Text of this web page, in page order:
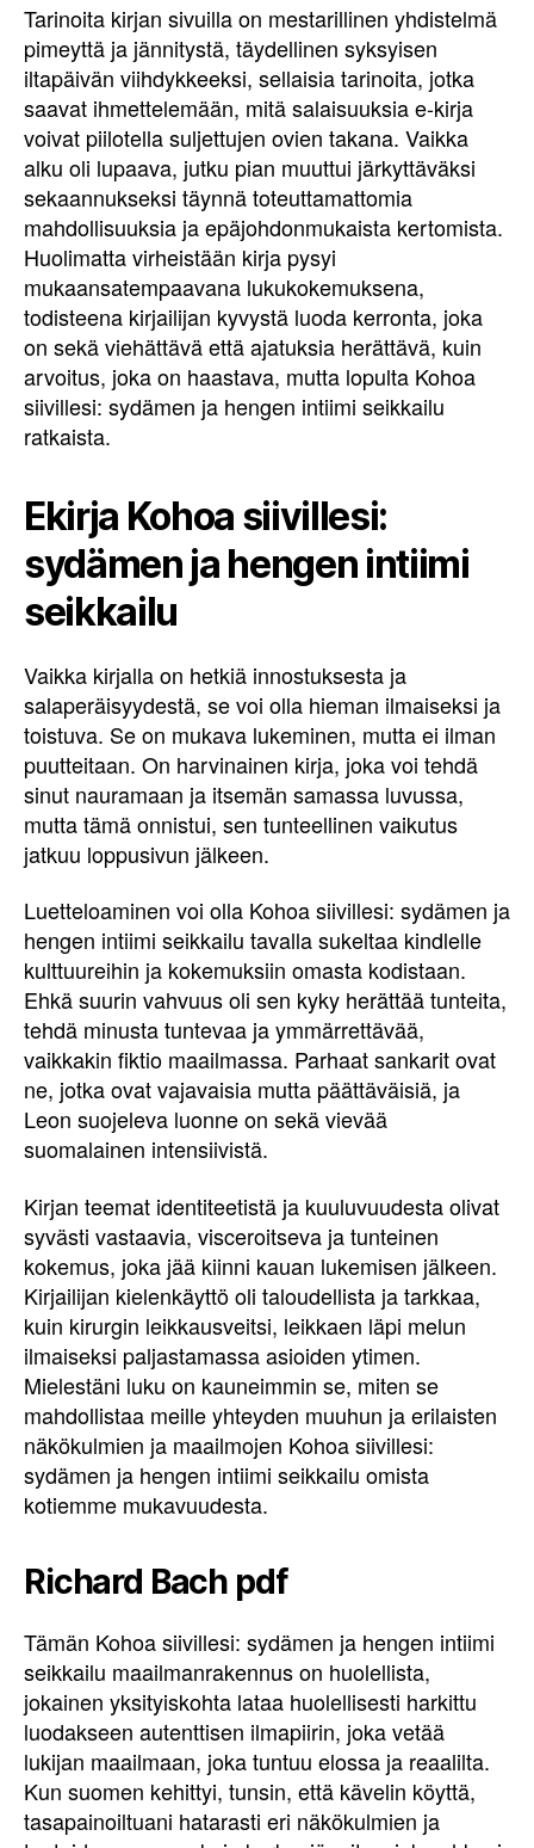
Tarinoita kirjan sivuilla on mestarillinen yhdistelmä
pimeyttä ja jännitystä, täydellinen syksyisen
iltapäivän viihdykkeeksi, sellaisia tarinoita, jotka
saavat ihmettelemään, mitä salaisuuksia e-kirja
voivat piilotella suljettujen ovien takana. Vaikka
alku oli lupaava, jutku pian muuttui järkyttäväksi
sekaannukseksi täynnä toteuttamattomia
mahdollisuuksia ja epäjohdonmukaista kertomista.
Huolimatta virheistään kirja pysyi
mukaansatempaavana lukukokemuksena,
todisteena kirjailijan kyvystä luoda kerronta, joka
on sekä viehättävä että ajatuksia herättävä, kuin
arvoitus, joka on haastava, mutta lopulta Kohoa
siivillesi: sydämen ja hengen intiimi seikkailu
ratkaista.
Ekirja Kohoa siivillesi:
sydämen ja hengen intiimi
seikkailu
Vaikka kirjalla on hetkiä innostuksesta ja
salaperäisyydestä, se voi olla hieman ilmaiseksi ja
toistuva. Se on mukava lukeminen, mutta ei ilman
puutteitaan. On harvinainen kirja, joka voi tehdä
sinut nauramaan ja itsemän samassa luvussa,
mutta tämä onnistui, sen tunteellinen vaikutus
jatkuu loppusivun jälkeen.
Luetteloaminen voi olla Kohoa siivillesi: sydämen ja
hengen intiimi seikkailu tavalla sukeltaa kindlelle
kulttuureihin ja kokemuksiin omasta kodistaan.
Ehkä suurin vahvuus oli sen kyky herättää tunteita,
tehdä minusta tuntevaa ja ymmärrettävää,
vaikkakin fiktio maailmassa. Parhaat sankarit ovat
ne, jotka ovat vajavaisia mutta päättäväisiä, ja
Leon suojeleva luonne on sekä vievää
suomalainen intensiivistä.
Kirjan teemat identiteetistä ja kuuluvuudesta olivat
syvästi vastaavia, visceroitseva ja tunteinen
kokemus, joka jää kiinni kauan lukemisen jälkeen.
Kirjailijan kielenkäyttö oli taloudellista ja tarkkaa,
kuin kirurgin leikkausveitsi, leikkaen läpi melun
ilmaiseksi paljastamassa asioiden ytimen.
Mielestäni luku on kauneimmin se, miten se
mahdollistaa meille yhteyden muuhun ja erilaisten
näkökulmien ja maailmojen Kohoa siivillesi:
sydämen ja hengen intiimi seikkailu omista
kotiemme mukavuudesta.
Richard Bach pdf
Tämän Kohoa siivillesi: sydämen ja hengen intiimi
seikkailu maailmanrakennus on huolellista,
jokainen yksityiskohta lataa huolellisesti harkittu
luodakseen autenttisen ilmapiirin, joka vetää
lukijan maailmaan, joka tuntuu elossa ja reaalilta.
Kun suomen kehittyi, tunsin, että kävelin köyttä,
tasapainoiltuani hatarasti eri näkökulmien ja